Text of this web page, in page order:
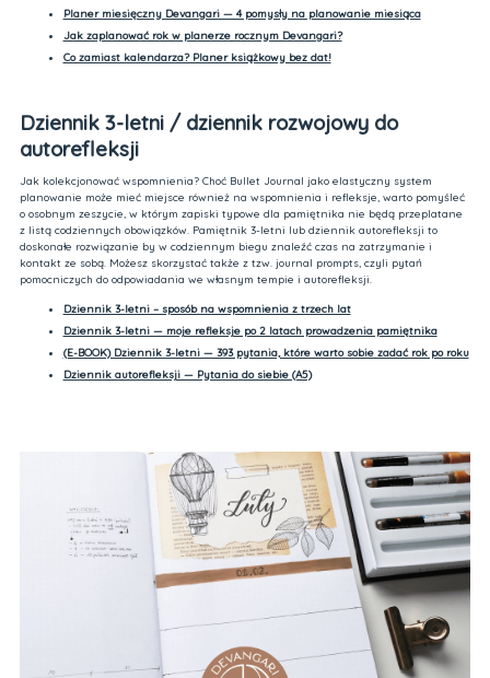
Planer miesięczny Devangari — 4 pomysły na planowanie miesiąca
Jak zaplanować rok w planerze rocznym Devangari?
Co zamiast kalendarza? Planer książkowy bez dat!
Dziennik 3-letni / dziennik rozwojowy do
autorefleksji
Jak kolekcjonować wspomnienia? Choć Bullet Journal jako elastyczny system
planowanie może mieć miejsce również na wspomnienia i refleksje, warto pomyśleć
o osobnym zeszycie, w którym zapiski typowe dla pamiętnika nie będą przeplatane
z listą codziennych obowiązków. Pamiętnik 3-letni lub dziennik autorefleksji to
doskonałe rozwiązanie by w codziennym biegu znaleźć czas na zatrzymanie i
kontakt ze sobą. Możesz skorzystać także z tzw. journal prompts, czyli pytań
pomocniczych do odpowiadania we własnym tempie i autorefleksji.
Dziennik 3-letni – sposób na wspomnienia z trzech lat
Dziennik 3-letni — moje refleksje po 2 latach prowadzenia pamiętnika
(E-BOOK) Dziennik 3-letni — 393 pytania, które warto sobie zadać rok po roku
Dziennik autorefleksji — Pytania do siebie (A5)